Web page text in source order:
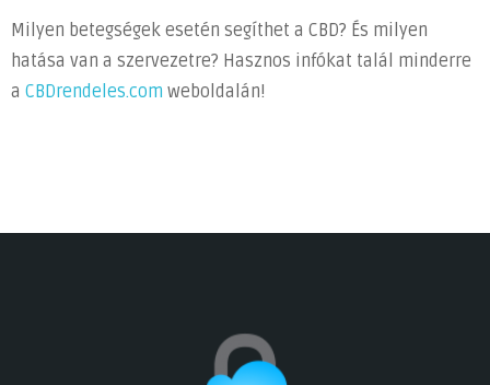
Milyen betegségek esetén segíthet a CBD? És milyen
hatása van a szervezetre? Hasznos infókat talál minderre
a CBDrendeles.com weboldalán!